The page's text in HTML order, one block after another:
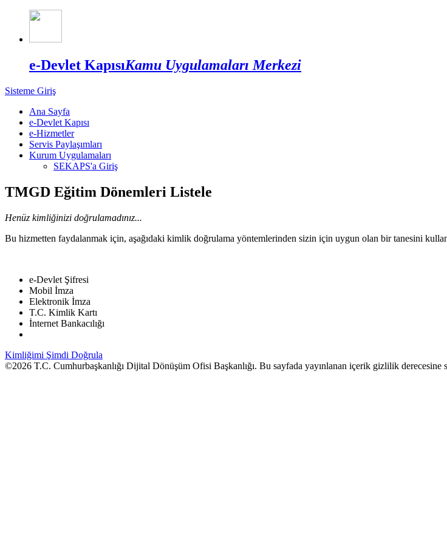
e-Devlet KapısıKamu Uygulamaları Merkezi
Sisteme Giriş
Ana Sayfa
e-Devlet Kapısı
e-Hizmetler
Servis Paylaşımları
Kurum Uygulamaları
SEKAPS'a Giriş
TMGD Eğitim Dönemleri Listele
Henüz kimliğinizi doğrulamadınız...
Bu hizmetten faydalanmak için, aşağıdaki kimlik doğrulama yöntemlerinden sizin için uygun olan bir tanesini
e-Devlet Şifresi
Mobil İmza
Elektronik İmza
T.C. Kimlik Kartı
İnternet Bankacılığı
Kimliğimi Şimdi Doğrula
©2026 T.C. Cumhurbaşkanlığı Dijital Dönüşüm Ofisi Başkanlığı. Bu sayfada yayınlanan içerik gizlilik derecesine